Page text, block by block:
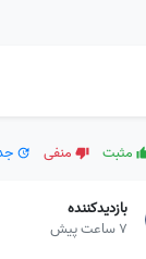
مثبت منفی
بازدیدکننده
7 ساعت پیش